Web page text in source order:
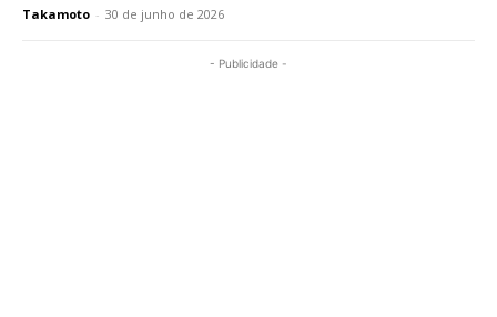
Takamoto - 30 de junho de 2026
- Publicidade -